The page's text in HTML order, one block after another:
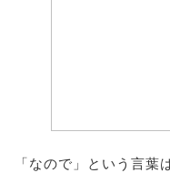
「なので」という言